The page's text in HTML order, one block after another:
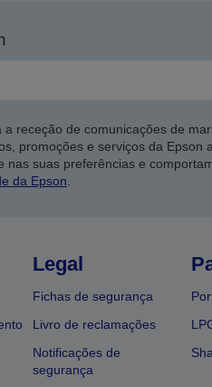
receção de comunicações de
promoções e serviços da Epson
suas preferências e
da Epson
Legal
Fichas de segurança
Livro de reclamações
Notificações de
segurança